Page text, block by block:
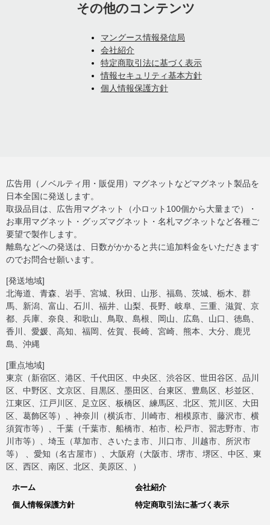
その他のコンテンツ
マングース情報発信局
会社紹介
特定商取引法に基づく表示
情報セキュリティ基本方針
個人情報保護方針
広告用（ノベルティ用・販促用）マグネットなどマグネット製品を
日本全国に発送します。
取扱品目は、広告用マグネット（小ロット100個から大量まで）・
お車用マグネット・グッズマグネット・名札マグネットなど各種ご
要望で製作します。
離島などへの発送は、日数がかかると共に追加料金をいただきます
のでお問合せ願います。
[発送地域]
北海道、青森、岩手、宮城、秋田、山形、福島、茨城、栃木、群
馬、新潟、富山、石川、福井、山梨、長野、岐阜、三重、滋賀、京
都、兵庫、奈良、和歌山、鳥取、島根、岡山、広島、山口、徳島、
香川、愛媛、高知、福岡、佐賀、長崎、宮崎、熊本、大分、鹿児
島、沖縄
[重点地域]
東京（新宿区、港区、千代田区、中央区、渋谷区、世田谷区、品川
区、中野区、文京区、目黒区、墨田区、台東区、豊島区、杉並区、
江東区、江戸川区、足立区、板橋区、練馬区、北区、荒川区、大田
区、葛飾区等）、神奈川（横浜市、川崎市、相模原市、藤沢市、横
須賀市等）、千葉（千葉市、船橋市、柏市、松戸市、習志野市、市
川市等）、埼玉（草加市、さいたま市、川口市、川越市、所沢市
等） 、愛知（名古屋市）、大阪府（大阪市、堺市、堺区、中区、東
区、西区、南区、北区、美原区、）
ホーム
会社紹介
個人情報保護方針
特定商取引法に基づく表示